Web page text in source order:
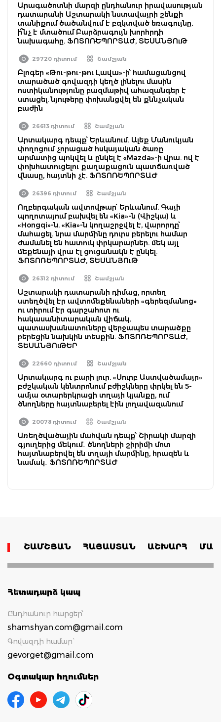
Արագածոտնի մարզի ընդհանուր իրավասության
դատարանի Աշտարակի նստավայրի շենքի
տանիքում ծածանվում է բզկտված եռագույնը․
ի՞նչ է մտածում Բարձրագույն խորհրդի
նախագահը. ՖՈՏՈՌԵՊՈՐՏԱԺ, ՏԵՍԱՆՅՈւԹ
29720 դիտում Շամշյան
Բլոգեր «Թու-թու-թու Լավա»-ի՝ համացանցով
տարածած գովազդի կեղծ լինելու մասին
ոստիկանությունը բազմաթիվ ահազանգեր է
ստացել. նյութերը փոխանցվել են քննչական
բաժին
26613 դիտում Շամշյան
Արտակարգ դեպք՝ Երևանում. Ալեք Մանուկյան
փողոցում չորացած հսկայական ծառը
արմատից պոկվել և ընկել է «Mazda»-ի վրա. ով է
փոխհատուցելու քաղաքացուն պատճառված
վնասը, հայտնի չէ. ՖՈՏՈՌԵՊՈՐՏԱԺ
26396 դիտում Շամշյան
Ողբերգական ավտովթար՝ Երևանում. Գայի
պողոտայում բախվել են «Kia»-ն (Վիշկա) և
«Hongqi»-ն. «Kia»-ն կողաշրջվել է, վարորդը՝
մահացել. նրա մարմինը դուրս բերելու համար
ժամանել են հատուկ փրկարարներ. մեկ այլ
մեքենայի վրա էլ ցուցանակն է ընկել.
ՖՈՏՈՌԵՊՈՐՏԱԺ, ՏԵՍԱՆՅՈւԹ
26312 դիտում Շամշյան
Աշտարակի դատարանի դիմաց, որտեղ
ստեղծվել էր ավտոմեքենաների «գերեզմանոց»
ու տիրում էր գարշահոտ ու
հակասանիտարական վիճակ,
պատասխանատուները վերջապես տարածքը
բերեցին նախկին տեսքին. ՖՈՏՈՌԵՊՈՐՏԱԺ,
ՏԵՍԱՆՅՈւԹԵՐ
22660 դիտում Շամշյան
Արտակարգ ու բարի լուր. «Սուրբ Աստվածամայր»
բժշկական կենտրոնում բժիշկները փրկել են 5-
ամյա օտարերկրացի տղայի կյանքը, ում
ծնողները հայտնաբերել էին լողավազանում
20078 դիտում Շամշյան
Առեղծվածային մահվան դեպք՝ Շիրակի մարզի
գյուղերից մեկում․ ծնողների շիրիմի մոտ
հայտնաբերվել են տղայի մարմինը, հրազեն և
նամակ․ ՖՈՏՈՌԵՊՈՐՏԱԺ
ՇԱՄՇՅԱՆ ՀԱՅԱՍՏԱՆ ԱՇԽԱՐՀ
Հետադարձ կապ
Ընդհանուր հարցեր՝
shamshyan.com@gmail.com
Գովազդի համար`
gevorget@gmail.com
Օգտակար հղումներ